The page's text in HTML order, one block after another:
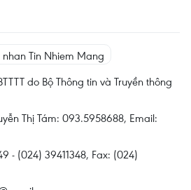
do Bộ Thông tin và Truyền thông
Thị Tám: 093.5958688, Email:
- (024) 39411348, Fax: (024)